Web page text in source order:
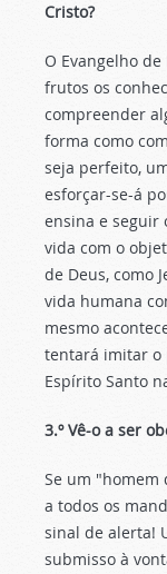
Cristo?
O Evangelho
frutos os
compreender
forma como
seja perfeito,
esforçar-se-á
ensina e seguir
vida com o
de Deus, como
vida humana
mesmo
tentará imitar o
Espírito Santo
3.º Vê-o a ser
Se um "homem
a todos os
sinal de alerta!
submisso à